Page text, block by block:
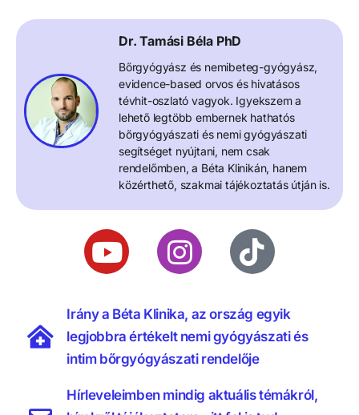
Dr. Tamási Béla PhD
Bőrgyógyász és nemibeteg-gyógyász,
evidence-based orvos és hivatásos
tévhit-oszlató vagyok. Igyekszem a
lehető legtöbb embernek hathatós
bőrgyógyászati és nemi gyógyászati
segítséget nyújtani, nem csak
rendelőmben, a Béta Klinikán, hanem
közérthető, szakmai tájékoztatás útján is.
Irány a Béta Klinika, az ország egyik
legjobbra értékelt nemi gyógyászati és
intim bőrgyógyászati rendelője
Hírleveleimben mindig aktuális témákról,